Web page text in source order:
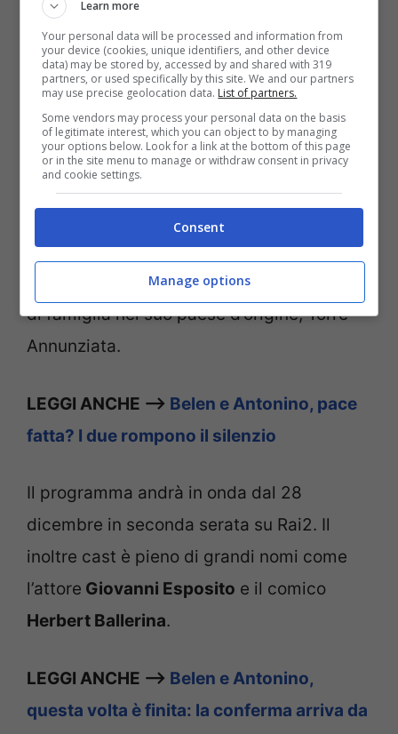
vita, da poco, ad un nuovo e grande
progetto.
Bar Stella
Stefano De Martino, dopo varie
conduzioni, ritornerà in scena come
presentatore di un nuovo programma
televisivo di cui pare abbia scelto anche il
Bar Stella, come omaggio al suo bar
di famiglia nel suo paese d’origine, Torre
Annunziata.
LEGGI ANCHE —> Belen e Antonino, pace
fatta? I due rompono il silenzio
Il programma andrà in onda dal 28
dicembre in seconda serata su Rai2. Il
inoltre cast è pieno di grandi nomi come
l’attore Giovanni Esposito e il comico
Herbert Ballerina.
LEGGI ANCHE —> Belen e Antonino,
questa volta è finita: la conferma arriva da
Learn more
Your personal data will be processed and information from
your device (cookies, unique identifiers, and other device
data) may be stored by, accessed by and shared with 319
partners, or used specifically by this site. We and our partners
may use precise geolocation data. List of partners.
Some vendors may process your personal data on the basis
of legitimate interest, which you can object to by managing
your options below. Look for a link at the bottom of this page
or in the site menu to manage or withdraw consent in privacy
and cookie settings.
Consent
Manage options